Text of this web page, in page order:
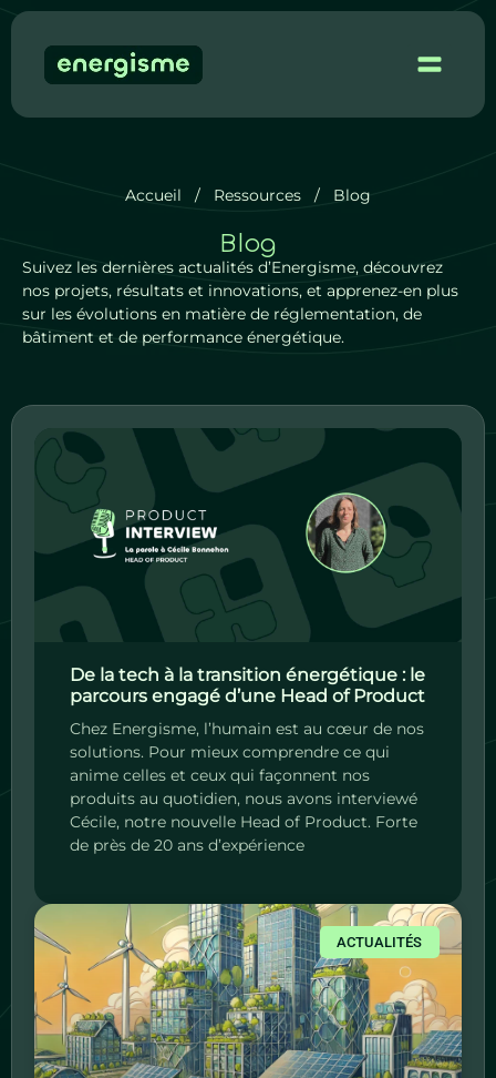
Accueil / Ressources / Blog
Blog
Suivez les dernières actualités d’Energisme, découvrez
nos projets, résultats et innovations, et apprenez-en plus
sur les évolutions en matière de réglementation, de
bâtiment et de performance énergétique.
De la tech à la transition énergétique : le
parcours engagé d’une Head of Product
Chez Energisme, l’humain est au cœur de nos
solutions. Pour mieux comprendre ce qui
anime celles et ceux qui façonnent nos
produits au quotidien, nous avons interviewé
Cécile, notre nouvelle Head of Product. Forte
de près de 20 ans d’expérience
ACTUALITÉS